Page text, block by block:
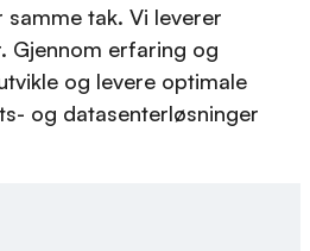
tak. Vi leverer
Gjennom erfaring og
og levere optimale
og datasenterløsninger